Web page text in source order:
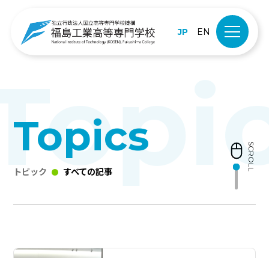
JP EN
Topics
トピック すべての記事
SCROLL